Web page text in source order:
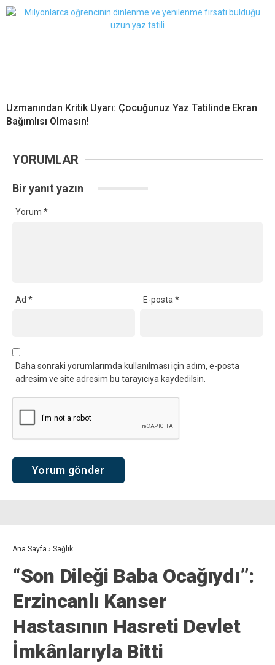
Uzmanından Kritik Uyarı: Çocuğunuz Yaz Tatilinde Ekran
Bağımlısı Olmasın!
YORUMLAR
Bir yanıt yazın
Yorum *
Ad * E-posta*
Daha sonraki yorumlarımda kullanılması için adım, e-posta
adresim ve site adresim bu tarayıcıya kaydedilsin.
Ana Sayfa › Sağlık
“Son Dileği Baba Ocağıydı”:
Erzincanlı Kanser
Hastasının Hasreti Devlet
İmkânlarıyla Bitti